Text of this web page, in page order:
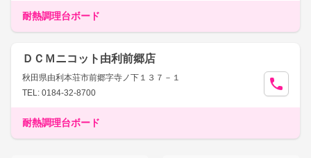
耐熱調理台ボード
ＤＣＭニコット由利前郷店
秋田県由利本荘市前郷字寺ノ下１３７－１
TEL: 0184-32-8700
耐熱調理台ボード